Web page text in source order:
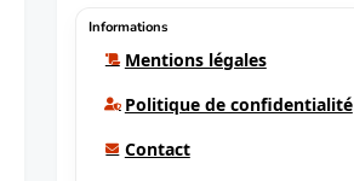
Informations
Mentions légales
Politique de confidentialité
Contact